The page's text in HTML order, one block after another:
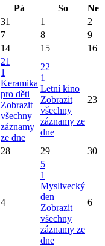
Pá So
Ne
31 1
2
7 8
9
14 15
16
21
1
Keramika
pro děti
Zobrazit
všechny
záznamy
ze dne
22
1
Letní kino
Zobrazit
všechny
záznamy ze
dne
23
28 29 30
4
5
1
Myslivecký
den
Zobrazit
všechny
záznamy ze
dne
6